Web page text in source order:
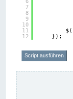
7
8
9
10
11
12
$(
});
Script ausführen